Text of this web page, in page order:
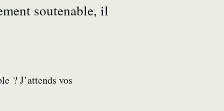
soutenable, il
? J’attends vos